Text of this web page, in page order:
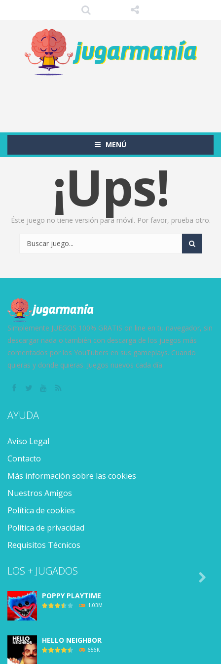
MENÚ
¡Ups!
Éste juego no tiene versión para móvil. Por favor, prueba otro.
Simplemente JUEGOS 100% GRATIS on line en tu navegador, sin
descargar nada o también con descarga de los juegos más
comentados por los YouTubers en sus gameplays. Cuando
quieras y donde quieras. Juegos nuevos cada día.
AYUDA
Aviso Legal
Contacto
Más información sobre las cookies
Nuestros Amigos
Política de cookies
Política de privacidad
Requisitos Técnicos
LOS + JUGADOS
POPPY PLAYTIME
1.03M
HELLO NEIGHBOR
656K
